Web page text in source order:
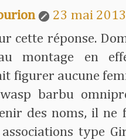
23 mai
cette réponse.
montage en
figurer aucune
barbu
des noms, il ne
type